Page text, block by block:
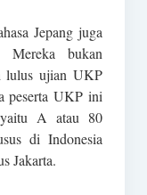
Jepang juga
Mereka bukan
lulus ujian UKP
peserta UKP ini
yaitu A atau 80
di Indonesia
Jakarta.